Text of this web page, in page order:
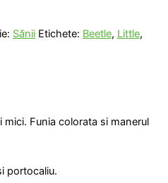
Sănii Etichete: Beetle, Little,
mici. Funia colorata si manerul
portocaliu.